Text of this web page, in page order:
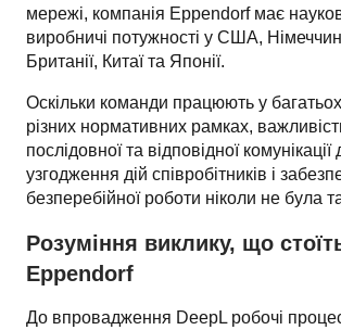
мережі, компанія Eppendorf має
виробничі потужності у США,
Британії, Китаї та Японії.
Оскільки команди працюють у багатьох
різних нормативних рамках,
послідовної та відповідної комунікації
узгодження дій співробітників і
Розуміння виклику, що
Eppendorf
До впровадження DeepL робочі